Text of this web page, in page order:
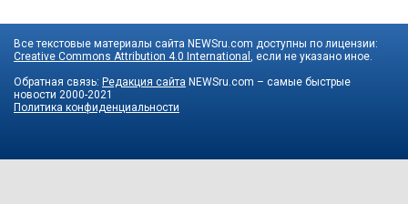
Все текстовые материалы сайта NEWSru.com доступны по лицензии:
Creative Commons Attribution 4.0 International , если не указано иное.
Обратная связь: Редакция сайта NEWSru.com – самые быстрые
новости 2000-2021
Политика конфиденциальности